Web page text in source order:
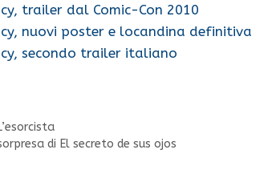
trailer dal Comic-Con 2010
nuovi poster e locandina definitiva
secondo trailer italiano
di El secreto de sus ojos